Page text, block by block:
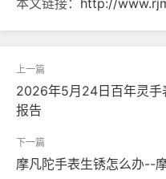
2026年5月24日百年灵手
报告
摩凡陀手表生锈怎么办--